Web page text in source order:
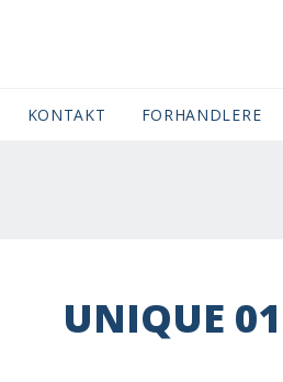
(CURRENT)
KONTAKT FORHANDLERE
UNIQUE